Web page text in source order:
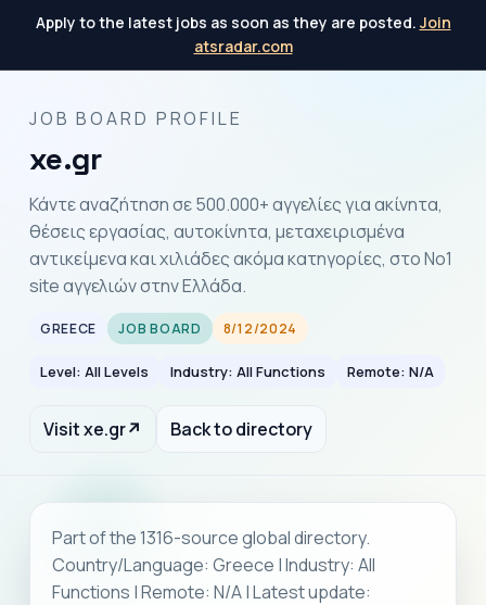
Apply to the latest jobs as soon as they are posted. Join
atsradar.com
JOB BOARD PROFILE
xe.gr
Κάντε αναζήτηση σε 500.000+ αγγελίες για ακίνητα,
θέσεις εργασίας, αυτοκίνητα, μεταχειρισμένα
αντικείμενα και χιλιάδες ακόμα κατηγορίες, στο Νο1
site αγγελιών στην Ελλάδα.
GREECE JOB BOARD 8/12/2024
Level: All Levels Industry: All Functions Remote: N/A
Visit xe.gr↗ Back to directory
Part of the 1316-source global directory.
Country/Language: Greece | Industry: All
Functions | Remote: N/A | Latest update: